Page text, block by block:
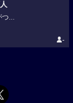
つ...
-